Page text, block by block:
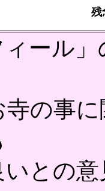
残
ィール
寺の事
との